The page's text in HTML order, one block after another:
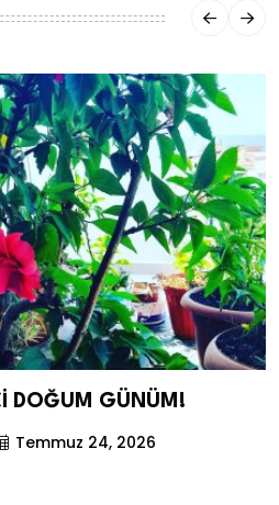
DOĞUM GÜNÜM!
Temmuz 24, 2026